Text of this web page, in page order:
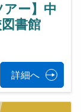
アー】中
書館
詳細へ